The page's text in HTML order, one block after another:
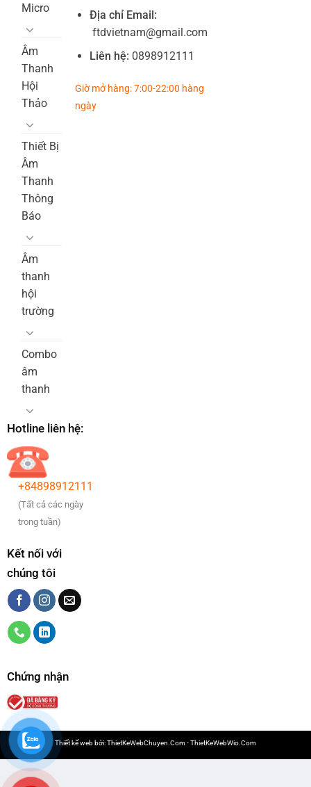
Micro
Âm
Thanh
Hội
Thảo
Thiết Bị
Âm
Thanh
Thông
Báo
Âm
thanh
hội
trường
Combo
âm
thanh
Địa chỉ Email:
ftdvietnam@gmail.com
Liên hệ: 0898912111
Giờ mở hàng: 7:00-22:00 hàng
ngày
Hotline liên hệ:
+84898912111
(Tất cả các ngày
trong tuần)
Kết nối với
chúng tôi
Chứng nhận
Thiết kế web bởi:ThietKeWebChuyen.Com-ThietKeWebWio.Com